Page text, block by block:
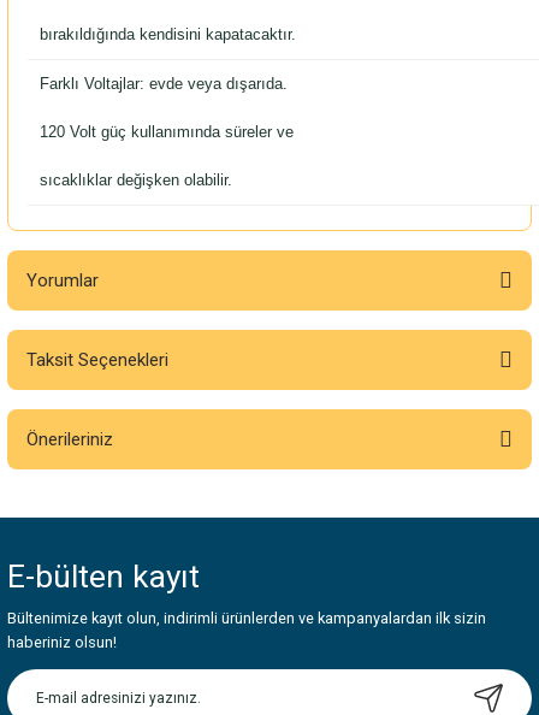
bırakıldığında kendisini kapatacaktır.
Farklı Voltajlar: evde veya dışarıda.
120 Volt güç kullanımında süreler ve
sıcaklıklar değişken olabilir.
Yorumlar
Bu ürüne ilk yorumu siz yapın!
Taksit Seçenekleri
Önerileriniz
Görüş ve önerileriniz için teşekkür ederiz.
Ürün resmi kalitesiz, bozuk veya görüntülenemiyor.
Ürün açıklamasında eksik bilgiler bulunuyor.
Ürün bilgilerinde hatalar bulunuyor.
E-bülten kayıt
Bültenimize kayıt olun, indirimli ürünlerden ve kampanyalardan ilk sizin
haberiniz olsun!